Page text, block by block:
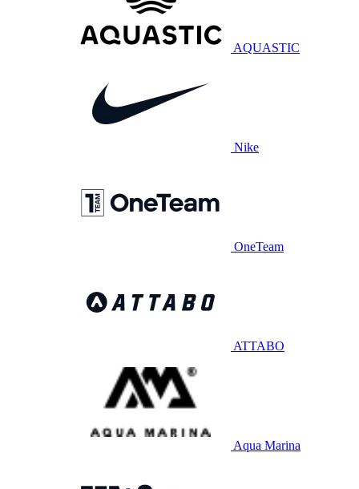
AQUASTIC
Nike
OneTeam
ATTABO
Aqua Marina